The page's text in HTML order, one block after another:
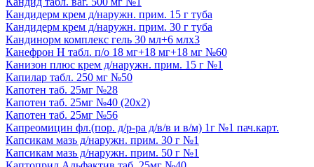
Кандидерм крем д/наружн. прим. 15 г туба
Кандидерм крем д/наружн. прим. 30 г туба
Кандинорм комплекс гель 30 мл+6 млх3
Канефрон Н табл. п/о 18 мг+18 мг+18 мг №60
Канизон плюс крем д/наружн. прим. 15 г №1
Капилар табл. 250 мг №50
Капотен таб. 25мг №28
Капотен таб. 25мг №40 (20х2)
Капотен таб. 25мг №56
Капреомицин фл.(пор. д/р-ра д/в/в и в/м) 1г №1 пач.карт.
Капсикам мазь д/наружн. прим. 30 г №1
Капсикам мазь д/наружн. прим. 50 г №1